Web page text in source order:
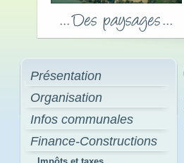
Présentation
Organisation
Infos communales
Finance-Constructions